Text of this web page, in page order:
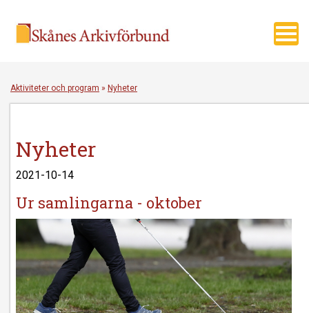
Aktiviteter och program » Nyheter
Nyheter
2021-10-14
Ur samlingarna - oktober